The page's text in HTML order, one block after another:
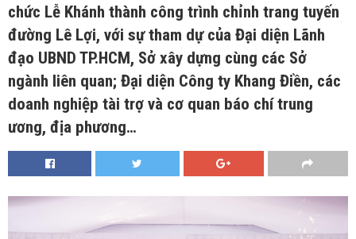
chức Lễ Khánh thành công trình chỉnh trang tuyến
đường Lê Lợi, với sự tham dự của Đại diện Lãnh
đạo UBND TP.HCM, Sở xây dựng cùng các Sở
ngành liên quan; Đại diện Công ty Khang Điền, các
doanh nghiệp tài trợ và cơ quan báo chí trung
ương, địa phương…